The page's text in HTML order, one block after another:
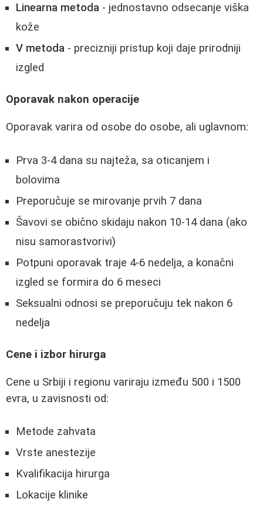
Linearna metoda - jednostavno odsecanje viška
kože
V metoda - precizniji pristup koji daje prirodniji
izgled
Oporavak nakon operacije
Oporavak varira od osobe do osobe, ali uglavnom:
Prva 3-4 dana su najteža, sa oticanjem i
bolovima
Preporučuje se mirovanje prvih 7 dana
Šavovi se obično skidaju nakon 10-14 dana (ako
nisu samorastvorivi)
Potpuni oporavak traje 4-6 nedelja, a konačni
izgled se formira do 6 meseci
Seksualni odnosi se preporučuju tek nakon 6
nedelja
Cene i izbor hirurga
Cene u Srbiji i regionu variraju između 500 i 1500
evra, u zavisnosti od:
Metode zahvata
Vrste anestezije
Kvalifikacija hirurga
Lokacije klinike